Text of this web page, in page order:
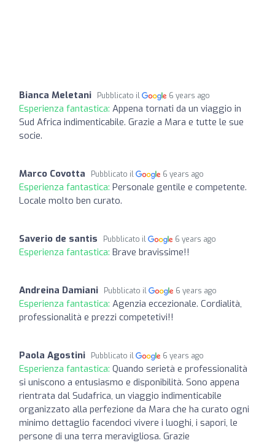
Bianca Meletani Pubblicato il 6 years ago
Esperienza fantastica: Appena tornati da un viaggio in
Sud Africa indimenticabile. Grazie a Mara e tutte le sue
socie.
Marco Covotta Pubblicato il 6 years ago
Esperienza fantastica: Personale gentile e competente.
Locale molto ben curato.
Saverio de santis Pubblicato il 6 years ago
Esperienza fantastica: Brave bravissime!!
Andreina Damiani Pubblicato il 6 years ago
Esperienza fantastica: Agenzia eccezionale. Cordialità,
professionalità e prezzi competetivi!!
Paola Agostini Pubblicato il 6 years ago
Esperienza fantastica: Quando serietà e professionalità
si uniscono a entusiasmo e disponibilità. Sono appena
rientrata dal Sudafrica, un viaggio indimenticabile
organizzato alla perfezione da Mara che ha curato ogni
minimo dettaglio facendoci vivere i luoghi, i sapori, le
persone di una terra meravigliosa. Grazie